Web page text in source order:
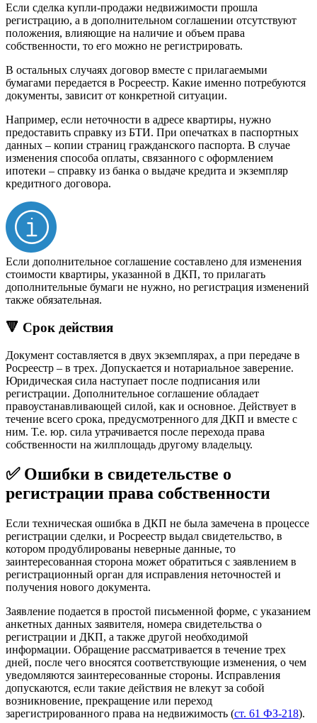
Если сделка купли-продажи недвижимости прошла
регистрацию, а в дополнительном соглашении отсутствуют
положения, влияющие на наличие и объем права
собственности, то его можно не регистрировать.
В остальных случаях договор вместе с прилагаемыми
бумагами передается в Росреестр. Какие именно потребуются
документы, зависит от конкретной ситуации.
Например, если неточности в адресе квартиры, нужно
предоставить справку из БТИ. При опечатках в паспортных
данных – копии страниц гражданского паспорта. В случае
изменения способа оплаты, связанного с оформлением
ипотеки – справку из банка о выдаче кредита и экземпляр
кредитного договора.
Если дополнительное соглашение составлено для изменения
стоимости квартиры, указанной в ДКП, то прилагать
дополнительные бумаги не нужно, но регистрация изменений
также обязательная.
🔻 Срок действия
Документ составляется в двух экземплярах, а при передаче в
Росреестр – в трех. Допускается и нотариальное заверение.
Юридическая сила наступает после подписания или
регистрации. Дополнительное соглашение обладает
правоустанавливающей силой, как и основное. Действует в
течение всего срока, предусмотренного для ДКП и вместе с
ним. Т.е. юр. сила утрачивается после перехода права
собственности на жилплощадь другому владельцу.
✅ Ошибки в свидетельстве о
регистрации права собственности
Если техническая ошибка в ДКП не была замечена в процессе
регистрации сделки, и Росреестр выдал свидетельство, в
котором продублированы неверные данные, то
заинтересованная сторона может обратиться с заявлением в
регистрационный орган для исправления неточностей и
получения нового документа.
Заявление подается в простой письменной форме, с указанием
анкетных данных заявителя, номера свидетельства о
регистрации и ДКП, а также другой необходимой
информации. Обращение рассматривается в течение трех
дней, после чего вносятся соответствующие изменения, о чем
уведомляются заинтересованные стороны. Исправления
допускаются, если такие действия не влекут за собой
возникновение, прекращение или переход
зарегистрированного права на недвижимость (ст. 61 ФЗ-218).